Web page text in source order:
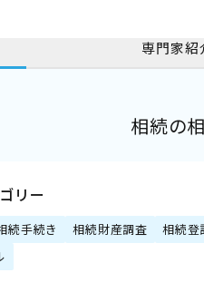
専門家紹
相続の
リー
続手続き 相続財産調査 相続登